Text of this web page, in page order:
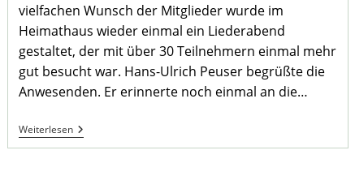
vielfachen Wunsch der Mitglieder wurde im
Heimathaus wieder einmal ein Liederabend
gestaltet, der mit über 30 Teilnehmern einmal mehr
gut besucht war. Hans-Ulrich Peuser begrüßte die
Anwesenden. Er erinnerte noch einmal an die…
WeiterlesenHeimatverein
Stammtisch